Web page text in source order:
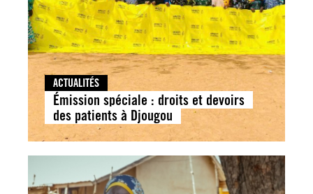
ACTUALITÉS
Émission spéciale : droits et devoirs
des patients à Djougou